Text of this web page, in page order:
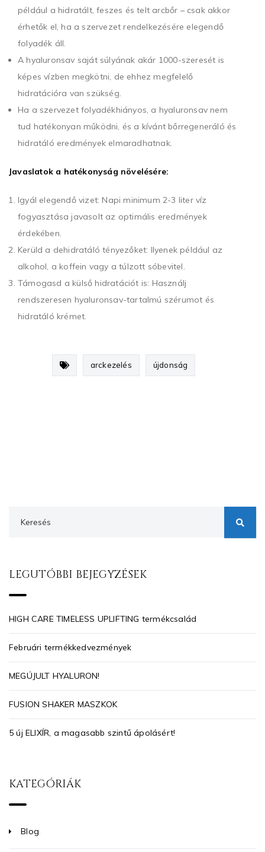
például a hidratált, feszes és telt arcbőr – csak akkor
érhetők el, ha a szervezet rendelkezésére elegendő
folyadék áll.
A hyaluronsav saját súlyának akár 1000-szeresét is
képes vízben megkötni, de ehhez megfelelő
hidratációra van szükség.
Ha a szervezet folyadékhiányos, a hyaluronsav nem
tud hatékonyan működni, és a kívánt bőrregeneráló és
hidratáló eredmények elmaradhatnak.
Javaslatok a hatékonyság növelésére:
Igyál elegendő vizet: Napi minimum 2-3 liter víz
fogyasztása javasolt az optimális eredmények
érdekében.
Kerüld a dehidratáló tényezőket: Ilyenek például az
alkohol, a koffein vagy a túlzott sóbevitel.
Támogasd a külső hidratációt is: Használj
rendszeresen hyaluronsav-tartalmú szérumot és
hidratáló krémet.
arckezelés újdonság
LEGUTÓBBI BEJEGYZÉSEK
HIGH CARE TIMELESS UPLIFTING termékcsalád
Februári termékkedvezmények
MEGÚJULT HYALURON!
FUSION SHAKER MASZKOK
5 új ELIXÍR, a magasabb szintű ápolásért!
KATEGÓRIÁK
Blog